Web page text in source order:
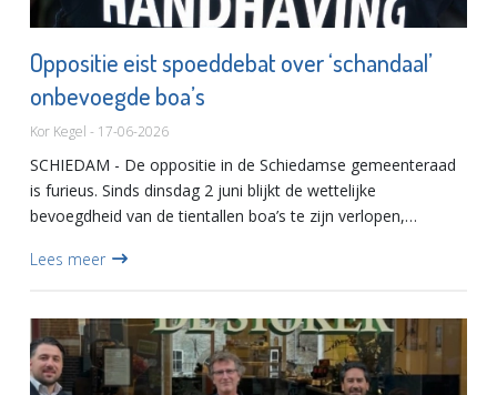
Oppositie eist spoeddebat over ‘schandaal’
onbevoegde boa’s
Kor Kegel - 17-06-2026
SCHIEDAM - De oppositie in de Schiedamse gemeenteraad
is furieus. Sinds dinsdag 2 juni blijkt de wettelijke
bevoegdheid van de tientallen boa’s te zijn verlopen,
en geen gewel...
Lees meer